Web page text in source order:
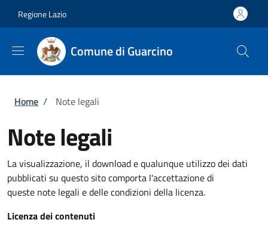
Regione Lazio
Comune di Guarcino
Briciole di pane
Home / Note legali
Note legali
La visualizzazione, il download e qualunque utilizzo dei dati
pubblicati su questo sito comporta l'accettazione di
queste note legali e delle condizioni della licenza.
Licenza dei contenuti